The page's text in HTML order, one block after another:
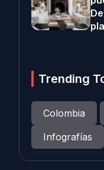
Trending
Colombia
Infografías